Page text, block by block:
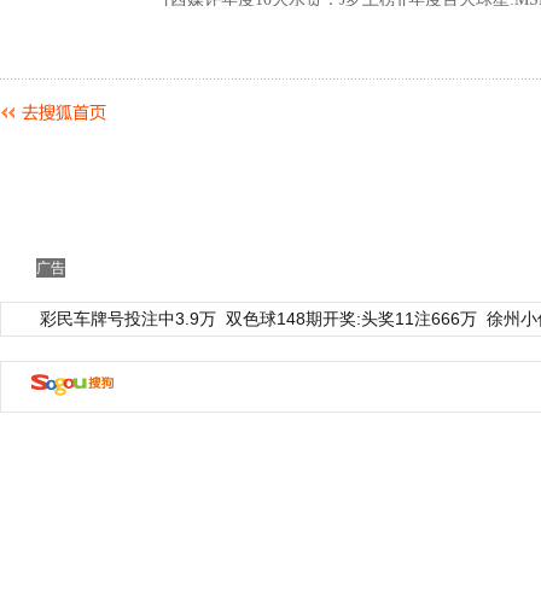
广告
彩民车牌号投注中3.9万 双色球148期开奖:头奖11注666万 徐州